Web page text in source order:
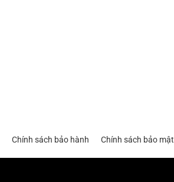
Chính sách bảo hành Chính sách bảo mật